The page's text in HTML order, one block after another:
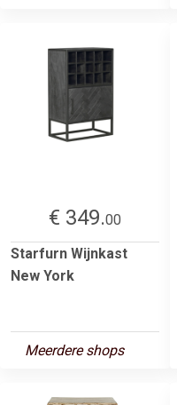
€ 349.00
Starfurn Wijnkast
New York
Meerdere shops